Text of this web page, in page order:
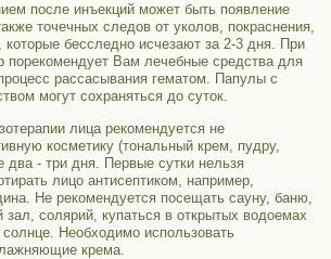
после инъекций может быть появление
точечных следов от уколов, покраснения,
которые бесследно исчезают за 2-3 дня. При
порекомендует Вам лечебные средства для
рассасывания гематом. Папулы с
могут сохраняться до суток.
лица рекомендуется не
косметику (тональный крем, пудру,
- три дня. Первые сутки нельзя
лицо антисептиком, например,
Не рекомендуется посещать сауну, баню,
зал, солярий, купаться в открытых водоемах
Необходимо использовать
крема.